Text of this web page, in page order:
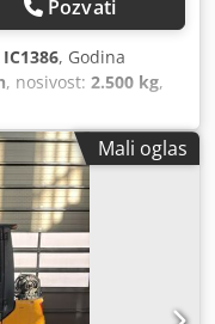
Pozvati
IC1386, Godina
, nosivost: 2.500 kg,
, Oprema:3.
Tr Tiepfx Aikeck
transport /
Mali oglas